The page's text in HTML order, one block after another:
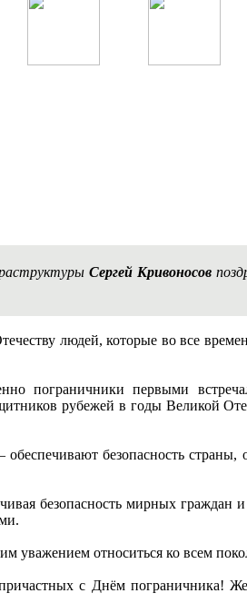
Сергей Кривоносов
людей, которые во все
пограничники первыми
рубежей в годы Великой
безопасность страны,
безопасность мирных граждан
уважением относиться ко всем
с Днём пограничника!